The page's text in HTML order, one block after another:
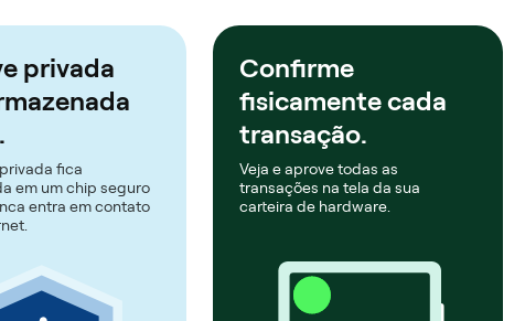
privada
fica
em um chip seguro
entra em contato
Confirme
fisicamente cada
transação.
Veja e aprove todas as
transações na tela da sua
carteira de hardware.